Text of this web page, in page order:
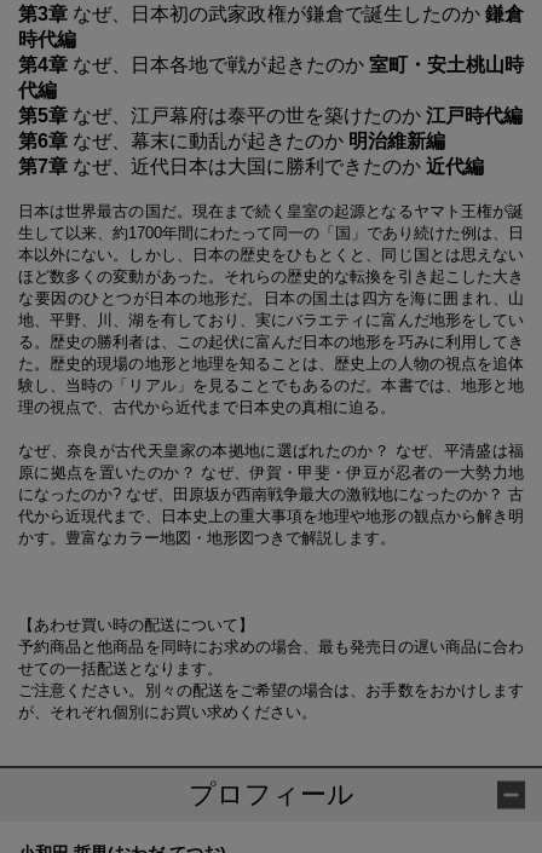
第3章 なぜ、日本初の武家政権が鎌倉で誕生したのか 鎌倉
時代編
第4章 なぜ、日本各地で戦が起きたのか 室町・安土桃山時
代編
第5章 なぜ、江戸幕府は泰平の世を築けたのか 江戸時代編
第6章 なぜ、幕末に動乱が起きたのか 明治維新編
第7章 なぜ、近代日本は大国に勝利できたのか 近代編
日本は世界最古の国だ。現在まで続く皇室の起源となるヤマト王権が誕
生して以来、約1700年間にわたって同一の「国」であり続けた例は、日
本以外にない。しかし、日本の歴史をひもとくと、同じ国とは思えない
ほど数多くの変動があった。それらの歴史的な転換を引き起こした大き
な要因のひとつが日本の地形だ。日本の国土は四方を海に囲まれ、山
地、平野、川、湖を有しており、実にバラエティに富んだ地形をしてい
る。歴史の勝利者は、この起伏に富んだ日本の地形を巧みに利用してき
た。歴史的現場の地形と地理を知ることは、歴史上の人物の視点を追体
験し、当時の「リアル」を見ることでもあるのだ。本書では、地形と地
理の視点で、古代から近代まで日本史の真相に迫る。
なぜ、奈良が古代天皇家の本拠地に選ばれたのか？ なぜ、平清盛は福
原に拠点を置いたのか？ なぜ、伊賀・甲斐・伊豆が忍者の一大勢力地
になったのか? なぜ、田原坂が西南戦争最大の激戦地になったのか？ 古
代から近現代まで、日本史上の重大事項を地理や地形の観点から解き明
かす。豊富なカラー地図・地形図つきで解説します。
【あわせ買い時の配送について】
予約商品と他商品を同時にお求めの場合、最も発売日の遅い商品に合わ
せての一括配送となります。
ご注意ください。別々の配送をご希望の場合は、お手数をおかけします
が、それぞれ個別にお買い求めください。
プロフィール